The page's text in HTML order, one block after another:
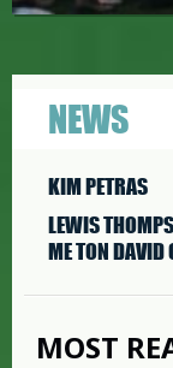
NEWS
KIM PETRAS
LEWIS
ΜΕ ΤΟΝ DAVID
MOST